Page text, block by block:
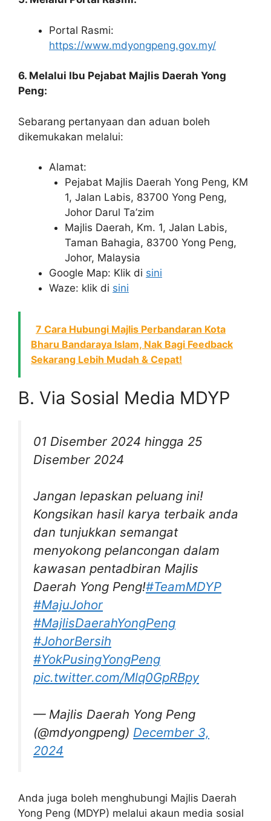
Portal Rasmi:
https://www.mdyongpeng.gov.my/
6. Melalui Ibu Pejabat Majlis Daerah Yong
Peng:
Sebarang pertanyaan dan aduan boleh
dikemukakan melalui:
Alamat:
Pejabat Majlis Daerah Yong Peng, KM
1, Jalan Labis, 83700 Yong Peng,
Johor Darul Ta’zim
Majlis Daerah, Km. 1, Jalan Labis,
Taman Bahagia, 83700 Yong Peng,
Johor, Malaysia
Google Map: Klik di sini
Waze: klik di sini
7 Cara Hubungi Majlis Perbandaran Kota
Bharu Bandaraya Islam, Nak Bagi Feedback
Sekarang Lebih Mudah & Cepat!
B. Via Sosial Media MDYP
01 Disember 2024 hingga 25
Disember 2024
Jangan lepaskan peluang ini!
Kongsikan hasil karya terbaik anda
dan tunjukkan semangat
menyokong pelancongan dalam
kawasan pentadbiran Majlis
Daerah Yong Peng!#TeamMDYP
#MajuJohor
#MajlisDaerahYongPeng
#JohorBersih
#YokPusingYongPeng
pic.twitter.com/Mlq0GpRBpy
— Majlis Daerah Yong Peng
(@mdyongpeng) December 3,
2024
Anda juga boleh menghubungi Majlis Daerah
Yong Peng (MDYP) melalui akaun media sosial